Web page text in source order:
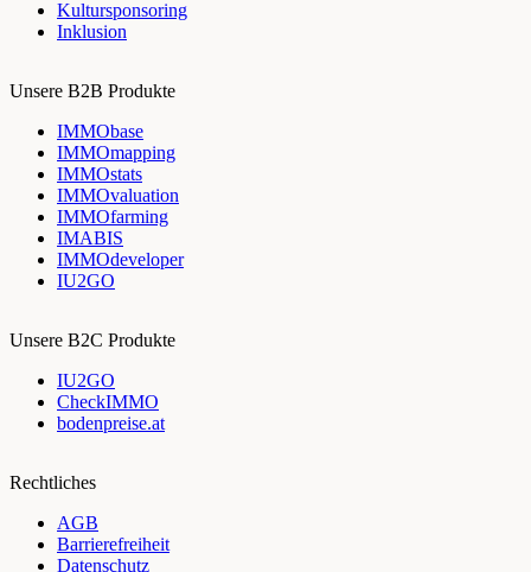
Kultursponsoring
Inklusion
Unsere B2B Produkte
IMMObase
IMMOmapping
IMMOstats
IMMOvaluation
IMMOfarming
IMABIS
IMMOdeveloper
IU2GO
Unsere B2C Produkte
IU2GO
CheckIMMO
bodenpreise.at
Rechtliches
AGB
Barrierefreiheit
Datenschutz